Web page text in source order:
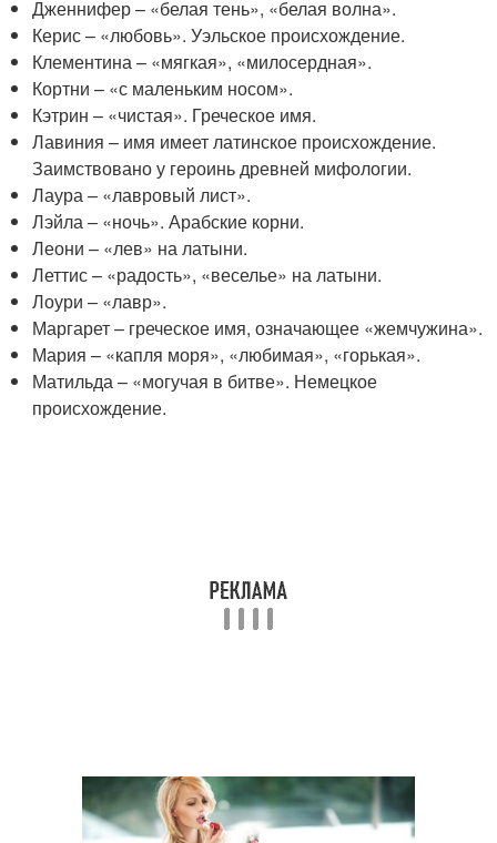
Дженнифер – «белая тень», «белая волна».
Керис – «любовь». Уэльское происхождение.
Клементина – «мягкая», «милосердная».
Кортни – «с маленьким носом».
Кэтрин – «чистая». Греческое имя.
Лавиния – имя имеет латинское происхождение.
Заимствовано у героинь древней мифологии.
Лаура – «лавровый лист».
Лэйла – «ночь». Арабские корни.
Леони – «лев» на латыни.
Леттис – «радость», «веселье» на латыни.
Лоури – «лавр».
Маргарет – греческое имя, означающее «жемчужина».
Мария – «капля моря», «любимая», «горькая».
Матильда – «могучая в битве». Немецкое
происхождение.